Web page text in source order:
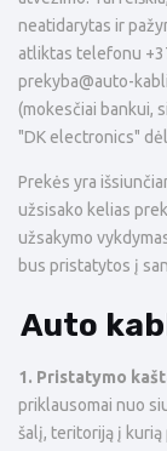
neatidarytas ir
atliktas telefonu
prekyba@auto-
(mokesčiai bankui,
"DK electronics"
Prekės yra
užsisako kelias
užsakymo
bus pristatytos į
Auto
1. Pristatymo
priklausomai nuo
šalį, teritoriją į